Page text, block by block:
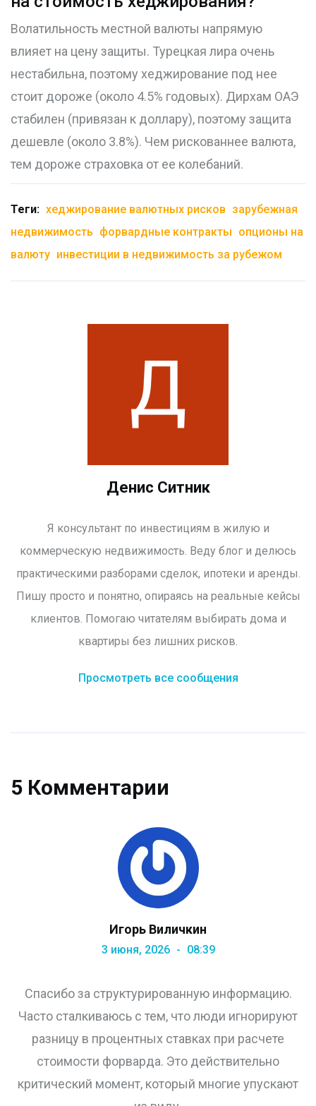
Волатильность местной валюты напрямую
влияет на цену защиты. Турецкая лира очень
нестабильна, поэтому хеджирование под нее
стоит дороже (около 4.5% годовых). Дирхам ОАЭ
стабилен (привязан к доллару), поэтому защита
дешевле (около 3.8%). Чем рискованнее валюта,
тем дороже страховка от ее колебаний.
Теги: хеджирование валютных рисков зарубежная
недвижимость форвардные контракты опционы на
валюту инвестиции в недвижимость за рубежом
Денис Ситник
Я консультант по инвестициям в жилую и
коммерческую недвижимость. Веду блог и делюсь
практическими разборами сделок, ипотеки и аренды.
Пишу просто и понятно, опираясь на реальные кейсы
клиентов. Помогаю читателям выбирать дома и
квартиры без лишних рисков.
Просмотреть все сообщения
5 Комментарии
Игорь Виличкин
3 июня, 2026 08:39
Спасибо за структурированную информацию.
Часто сталкиваюсь с тем, что люди игнорируют
разницу в процентных ставках при расчете
стоимости форварда. Это действительно
критический момент, который многие упускают